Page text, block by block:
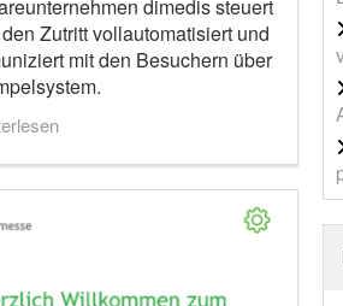
dimedis steuert
Zutritt vollautomatisiert und
mit den Besuchern über